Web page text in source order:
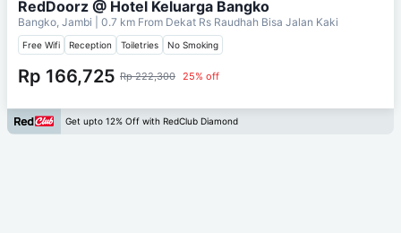
RedDoorz @ Hotel Keluarga Bangko
Bangko, Jambi | 0.7 km From Dekat Rs Raudhah Bisa Jalan Kaki
Free Wifi Reception Toiletries No Smoking
Rp 166,725 Rp 222,300 25% off
Get upto 12% Off with RedClub Diamond